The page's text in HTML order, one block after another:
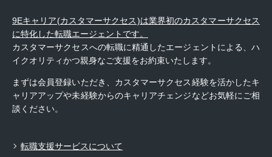
9Eキャリア(カスタマーサクセス)は業界初のカスタマーサクセス
に特化した転職エージェントです。
カスタマーサクセスへの転職に精通したエージェントによる、ハ
イクオリティかつ親身なご支援をお約束いたします。
まずは会員登録いただき、カスタマーサクセス経験を活かしたキ
ャリアアップや未経験からのキャリアチェンジなどお気軽にご相
談ください。
転職支援サービスについて